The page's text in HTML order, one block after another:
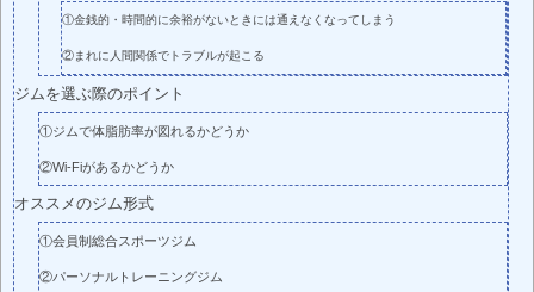
①金銭的・時間的に余裕がないときには通えなくなってしまう
②まれに人間関係でトラブルが起こる
ジムを選ぶ際のポイント
①ジムで体脂肪率が図れるかどうか
②Wi-Fiがあるかどうか
オススメのジム形式
①会員制総合スポーツジム
②パーソナルトレーニングジム